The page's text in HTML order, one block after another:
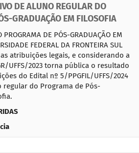
DE ALUNO REGULAR DO
GRADUAÇÃO EM FILOSOFIA
PROGRAMA DE PÓS-GRADUAÇÃO EM
FEDERAL DA FRONTEIRA SUL
atribuições legais, e considerando a
UFFS/2023 torna pública o resultado
do Edital nº 5/PPGFIL/UFFS/2024
regular do Programa de Pós-